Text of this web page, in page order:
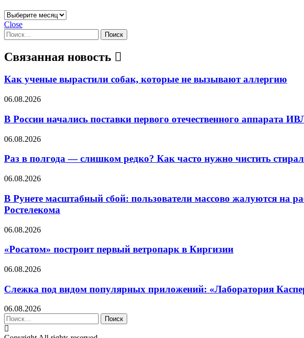
Архивы
Close
Найти:
Связанная новость
Как ученые вырастили собак, которые не вызывают аллергию
06.08.2026
В России начались поставки первого отечественного аппарата
06.08.2026
Раз в полгода — слишком редко? Как часто нужно чистить
06.08.2026
В Рунете масштабный сбой: пользователи массово жалуются на
Ростелекома
06.08.2026
«Росатом» построит первый ветропарк в Киргизии
06.08.2026
Слежка под видом популярных приложений: «Лаборатория
06.08.2026
Найти: